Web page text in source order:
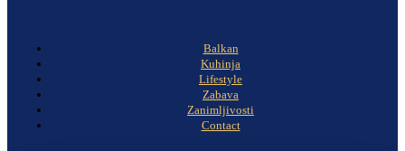
Balkan
Kuhinja
Lifestyle
Zabava
Zanimljivosti
Contact